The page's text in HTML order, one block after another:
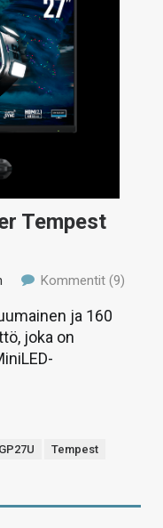
Tempest
Kommentit (9)
ja 160
joka on
GP27U
Tempest